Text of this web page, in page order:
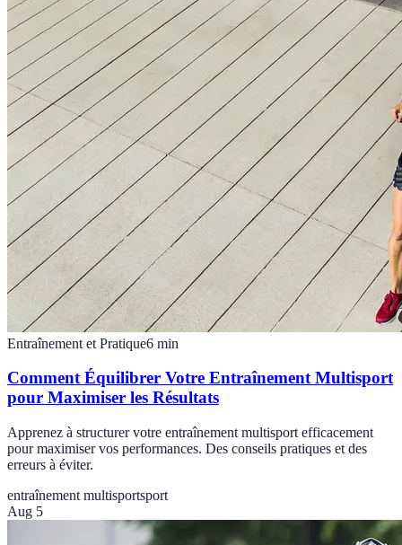
Entraînement et Pratique6 min
Comment Équilibrer Votre Entraînement Multisport
pour Maximiser les Résultats
Apprenez à structurer votre entraînement multisport efficacement
pour maximiser vos performances. Des conseils pratiques et des
erreurs à éviter.
entraînement multisportsport
Aug 5